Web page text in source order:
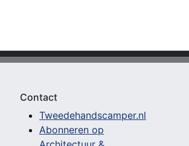
Contact
Tweedehandscamper.nl
Abonneren op